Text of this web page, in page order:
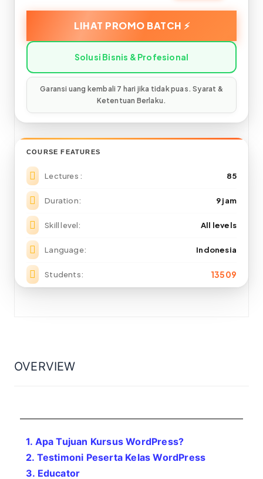
OVERVIEW
1. Apa Tujuan Kursus WordPress?
2. Testimoni Peserta Kelas WordPress
3. Educator
COURSE FEATURES
Lectures 85
Duration 9 jam
Skill level All levels
Language Indonesia
Students 13509